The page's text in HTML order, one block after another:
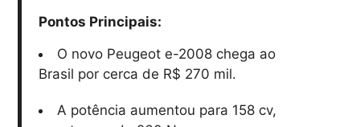
Pontos Principais:
O novo Peugeot e-2008 chega ao
Brasil por cerca de R$ 270 mil.
A potência aumentou para 158 cv,